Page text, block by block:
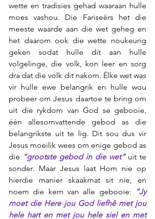
wette en tradisies gehad waaraan hulle
moes vashou. Die Fariseërs het die
meeste waarde aan die wet geheg en
het daarom ook die wette noukeurig
geken sodat hulle dit aan hulle
volgelinge, die volk, kon leer en sorg
dra dat die volk dit nakom. Élke wet was
vir hulle ewe belangrik en hulle wou
probeer om Jesus daartoe te bring om
uit die rykdom van God se gebooie,
één allesomvattende gebod as die
belangrikste uit te lig. Dit sou dus vir
Jesus moeilik wees om enige gebod as
die “grootste gebod in die wet” uit te
sonder. Maar Jesus laat Hom nie op
hierdie manier skaakmat sit nie, en
noem die kern van alle gebooie:
“Jy
moet die Here jou God liefhê met jou
hele hart en met jou hele siel en met